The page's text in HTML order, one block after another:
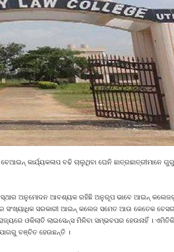
କାର୍ଯ୍ୟକଳାପ ବଢି ଚାଲୁଥିବା ଘେନି ଛାତ୍ରଛାତ୍ରୀମାନେ
ଅନୁମୋଦନ ଆବଶ୍ୟକ ରହିଛି ଅନୁରୂପ ଭାବେ ଆଇନ୍‍
ସରକାରୀ ଆଇନ୍‍ କଲେଜ ସମେତ ଆଉ କେତେକ
ରାଜ୍ୟରେ ଓକିଲାତି ଲାଇସେନ୍ସ ମିଳିବା ସମ୍ଭବପର ହେଉନାହିଁ ।
ବଞ୍ଚିତ ହେଉଛନ୍ତି ।